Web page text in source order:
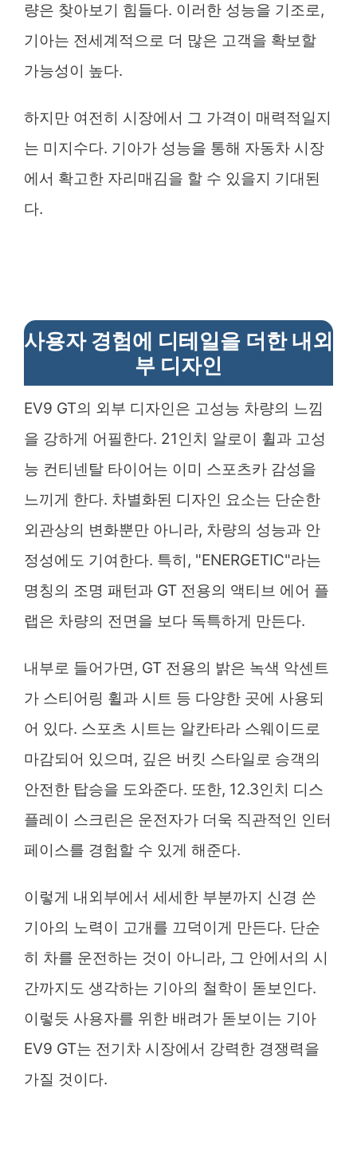
량은 찾아보기 힘들다. 이러한 성능을 기조로,
기아는 전세계적으로 더 많은 고객을 확보할
가능성이 높다.
하지만 여전히 시장에서 그 가격이 매력적일지
는 미지수다. 기아가 성능을 통해 자동차 시장
에서 확고한 자리매김을 할 수 있을지 기대된
다.
사용자 경험에 디테일을 더한 내외
부 디자인
EV9 GT의 외부 디자인은 고성능 차량의 느낌
을 강하게 어필한다. 21인치 알로이 휠과 고성
능 컨티넨탈 타이어는 이미 스포츠카 감성을
느끼게 한다. 차별화된 디자인 요소는 단순한
외관상의 변화뿐만 아니라, 차량의 성능과 안
정성에도 기여한다. 특히, "ENERGETIC"라는
명칭의 조명 패턴과 GT 전용의 액티브 에어 플
랩은 차량의 전면을 보다 독특하게 만든다.
내부로 들어가면, GT 전용의 밝은 녹색 악센트
가 스티어링 휠과 시트 등 다양한 곳에 사용되
어 있다. 스포츠 시트는 알칸타라 스웨이드로
마감되어 있으며, 깊은 버킷 스타일로 승객의
안전한 탑승을 도와준다. 또한, 12.3인치 디스
플레이 스크린은 운전자가 더욱 직관적인 인터
페이스를 경험할 수 있게 해준다.
이렇게 내외부에서 세세한 부분까지 신경 쓴
기아의 노력이 고개를 끄덕이게 만든다. 단순
히 차를 운전하는 것이 아니라, 그 안에서의 시
간까지도 생각하는 기아의 철학이 돋보인다.
이렇듯 사용자를 위한 배려가 돋보이는 기아
EV9 GT는 전기차 시장에서 강력한 경쟁력을
가질 것이다.